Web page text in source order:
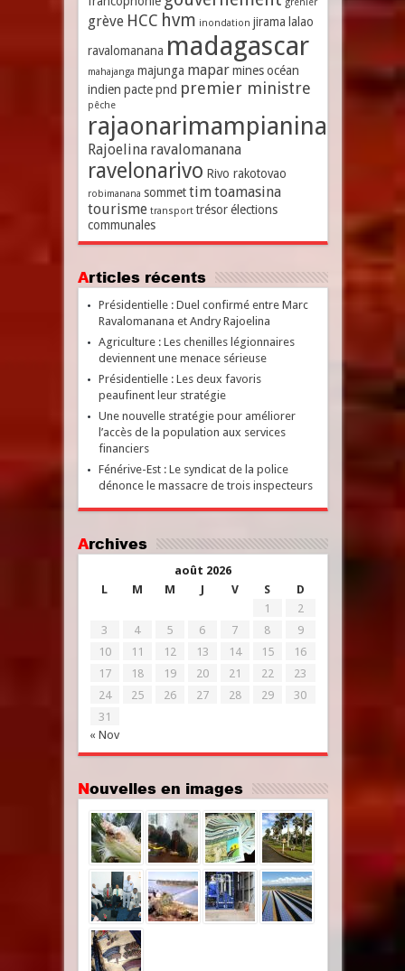
grève HCC hvm inondation jirama lalao
ravalomanana madagascar
mahajanga majunga mapar mines océan
indien pacte pnd premier ministre
pêche
rajaonarimampianina
Rajoelina ravalomanana
ravelonarivo Rivo rakotovao
robimanana sommet timtoamasina
tourisme transport trésor élections
communales
Articles récents
Présidentielle : Duel confirmé entre Marc
Ravalomanana et Andry Rajoelina
Agriculture : Les chenilles légionnaires
deviennent une menace sérieuse
Présidentielle : Les deux favoris
peaufinent leur stratégie
Une nouvelle stratégie pour améliorer
l’accès de la population aux services
financiers
Fénérive-Est : Le syndicat de la police
dénonce le massacre de trois inspecteurs
Archives
août 2026
L
M M J V S D
« Nov
1
2
3
4 5 6 7 8
9
10
11 12 13 14 15
16
17
18 19 20 21 22
23
24
25 26 27 28 29
30
31
Nouvelles en images